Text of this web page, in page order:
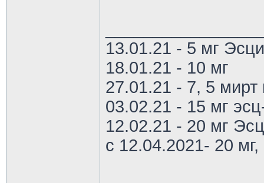
13.01.21 - 5 мг
18.01.21 - 10 мг
27.01.21 - 7, 5 мирт
03.02.21 - 15 мг
12.02.21 - 20 мг
с 12.04.2021- 20 мг,